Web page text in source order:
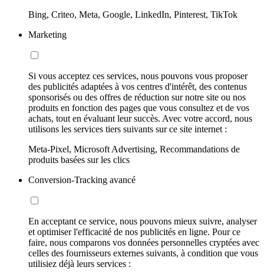
Bing, Criteo, Meta, Google, LinkedIn, Pinterest, TikTok
Marketing
Si vous acceptez ces services, nous pouvons vous proposer
des publicités adaptées à vos centres d'intérêt, des contenus
sponsorisés ou des offres de réduction sur notre site ou nos
produits en fonction des pages que vous consultez et de vos
achats, tout en évaluant leur succès. Avec votre accord, nous
utilisons les services tiers suivants sur ce site internet :
Meta-Pixel, Microsoft Advertising, Recommandations de
produits basées sur les clics
Conversion-Tracking avancé
En acceptant ce service, nous pouvons mieux suivre, analyser
et optimiser l'efficacité de nos publicités en ligne. Pour ce
faire, nous comparons vos données personnelles cryptées avec
celles des fournisseurs externes suivants, à condition que vous
utilisiez déjà leurs services :